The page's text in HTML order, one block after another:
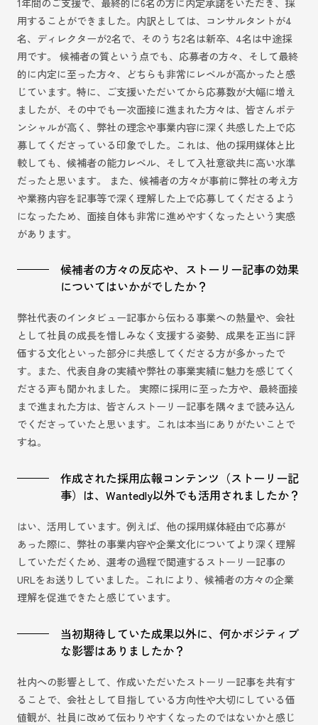
用することができました。内訳としては、コンサルタントが4
名、ディレクターが2名で、そのうち2名は新卒、4名は中途採
用です。 候補者の質という点でも、応募者の方々、そして最終
的に内定に至った方々、どちらも非常にレベルが高かったと感
じています。特に、ご支援いただいてから応募数が大幅に増え
ましたが、その中でも一次面接に進まれた方々は、皆さんポテ
ンシャルが高く、弊社の理念や事業内容に深く共感した上で応
募してくださっている印象でした。これは、他の採用媒体と比
較しても、候補者の能力レベル、そして入社意欲共に高い水準
だったと思います。 また、候補者の方々が事前に弊社の考え方
や業務内容を記事等で深く理解した上で応募してくださるよう
になったため、面接自体も非常に進めやすくなったという実感
があります。
候補者の方々の反応や、ストーリー記事の効果
についてはいかがでしたか？
弊社代表のインタビュー記事から伝わる事業への熱量や、会社
として社員の成長を惜しみなく支援する姿勢、成果を正当に評
価する文化といった部分に共感してくださる方が多かったで
す。また、代表自身の実績や弊社の事業実績に魅力を感じてく
ださる声も聞かれました。 実際に採用に至った方や、最終面接
まで進まれた方は、皆さんストーリー記事を隅々まで読み込ん
でくださっていたと思います。これは本当にありがたいことで
すね。
作成された採用広報コンテンツ（ストーリー記
事）は、Wantedly以外でも活用されましたか？
はい、活用しています。例えば、他の採用媒体経由で応募が
あった際に、弊社の事業内容や企業文化についてより深く理解
していただくため、選考の過程で関連するストーリー記事の
URLをお送りしていました。これにより、候補者の方々の企業
理解を促進できたと感じています。
当初期待していた成果以外に、何かポジティブ
な影響はありましたか？
社内への影響として、作成いただいたストーリー記事を共有す
ることで、会社として目指している方向性や大切にしている価
値観が、社員に改めて伝わりやすくなったのではないかと感じ